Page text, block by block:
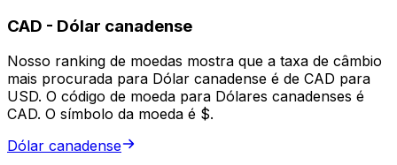
CAD - Dólar canadense
Nosso ranking de moedas mostra que a taxa de câmbio
mais procurada para Dólar canadense é de CAD para
USD. O código de moeda para Dólares canadenses é
CAD. O símbolo da moeda é $.
Dólar canadense